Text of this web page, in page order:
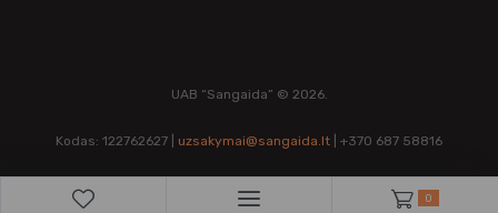
UAB “Sangaida” © 2026.
Kodas: 122762627 | uzsakymai@sangaida.lt | +370 687 58816
0